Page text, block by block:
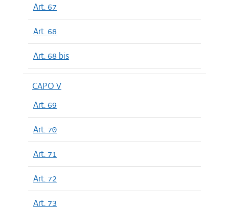
Art. 67
Art. 68
Art. 68 bis
CAPO V
Art. 69
Art. 70
Art. 71
Art. 72
Art. 73